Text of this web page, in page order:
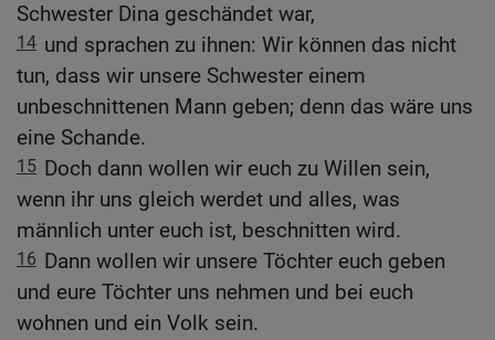
Schwester Dina geschändet war,
14 und sprachen zu ihnen: Wir können das nicht
tun, dass wir unsere Schwester einem
unbeschnittenen Mann geben; denn das wäre uns
eine Schande.
15 Doch dann wollen wir euch zu Willen sein,
wenn ihr uns gleich werdet und alles, was
männlich unter euch ist, beschnitten wird.
16 Dann wollen wir unsere Töchter euch geben
und eure Töchter uns nehmen und bei euch
wohnen und ein Volk sein.